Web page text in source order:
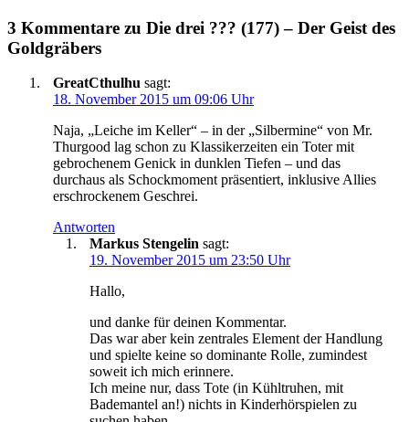
3 Kommentare zu Die drei ??? (177) – Der Geist des
Goldgräbers
GreatCthulhu sagt:
18. November 2015 um 09:06 Uhr
Naja, „Leiche im Keller“ – in der „Silbermine“ von Mr.
Thurgood lag schon zu Klassikerzeiten ein Toter mit
gebrochenem Genick in dunklen Tiefen – und das
durchaus als Schockmoment präsentiert, inklusive Allies
erschrockenem Geschrei.
Antworten
Markus Stengelin sagt:
19. November 2015 um 23:50 Uhr
Hallo,
und danke für deinen Kommentar.
Das war aber kein zentrales Element der Handlung
und spielte keine so dominante Rolle, zumindest
soweit ich mich erinnere.
Ich meine nur, dass Tote (in Kühltruhen, mit
Bademantel an!) nichts in Kinderhörspielen zu